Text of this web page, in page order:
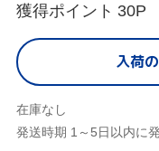
獲得ポイント 30P
入荷
在庫なし
発送時期 1～5日以内に